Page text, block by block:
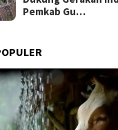
Pemkab Gu…